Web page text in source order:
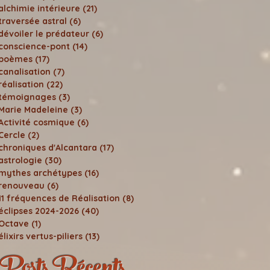
intérieure (21)
astral (6)
le prédateur (6)
pont (14)
(17)
(7)
(22)
(3)
Madeleine (3)
cosmique (6)
(2)
d'Alcantara (17)
(30)
archétypes (16)
(6)
fréquences de Réalisation (8)
2024-2026 (40)
(1)
vertus-piliers (13)